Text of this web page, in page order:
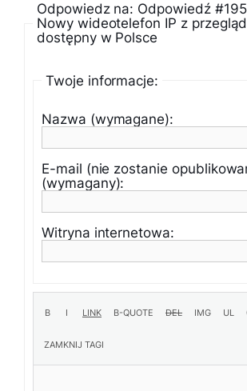
Odpowiedz na: Odpowiedź
Nowy wideotelefon IP z
dostępny w Polsce
Twoje informacje:
Nazwa (wymagane):
E-mail (nie zostanie
(wymagany):
Witryna internetowa: